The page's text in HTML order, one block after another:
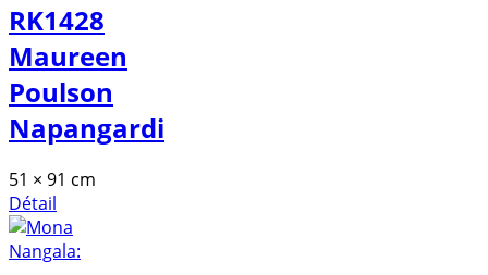
RK1428
Maureen
Poulson
Napangardi
51 × 91 cm
Détail